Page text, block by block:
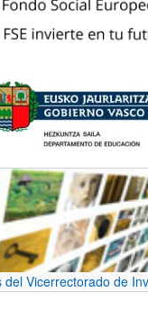
del Vicerrectorado de